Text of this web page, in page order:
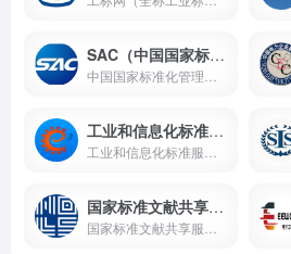
SAC（中国国家标准化管理委员会）
工业和信息化标准信息服务平台
国家标准文献共享服务平台